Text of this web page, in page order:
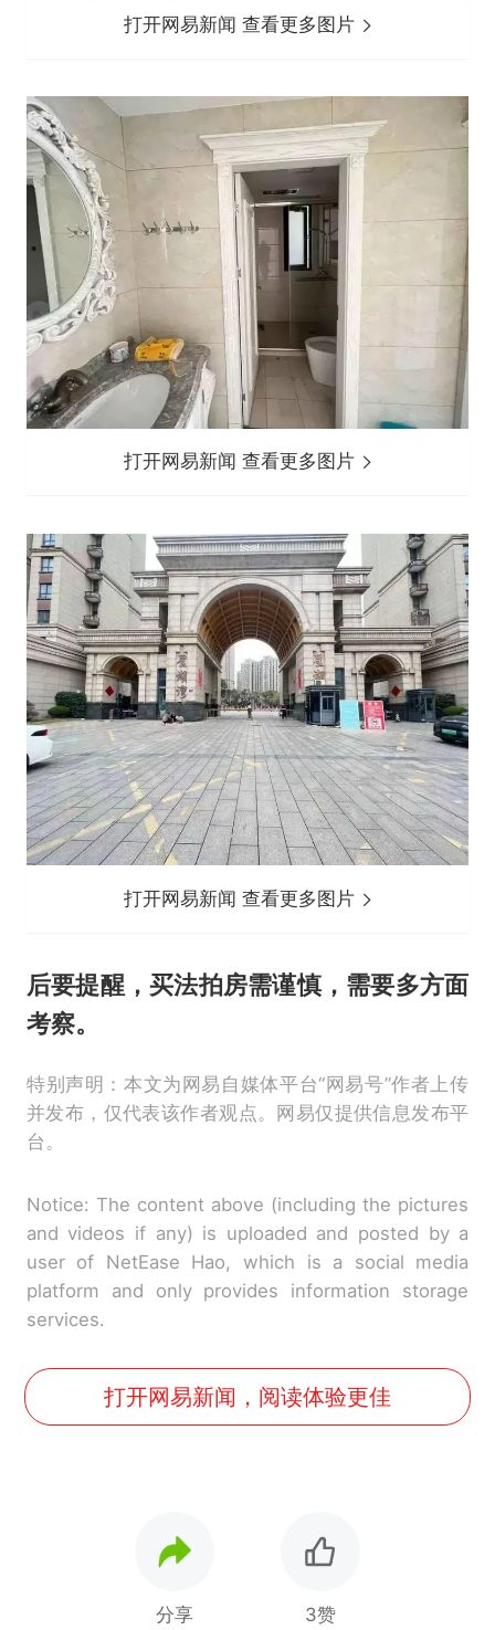
打开网易新闻 查看更多图片
打开网易新闻 查看更多图片
打开网易新闻 查看更多图片
后要提醒，买法拍房需谨慎，需要多方面
考察。
特别声明：本文为网易自媒体平台“网易号”作者上传
并发布，仅代表该作者观点。网易仅提供信息发布平
台。
Notice: The content above (including the pictures
and videos if any) is uploaded and posted by a
user of NetEase Hao, which is a social media
platform and only provides information storage
services.
打开网易新闻，阅读体验更佳
分享 3赞